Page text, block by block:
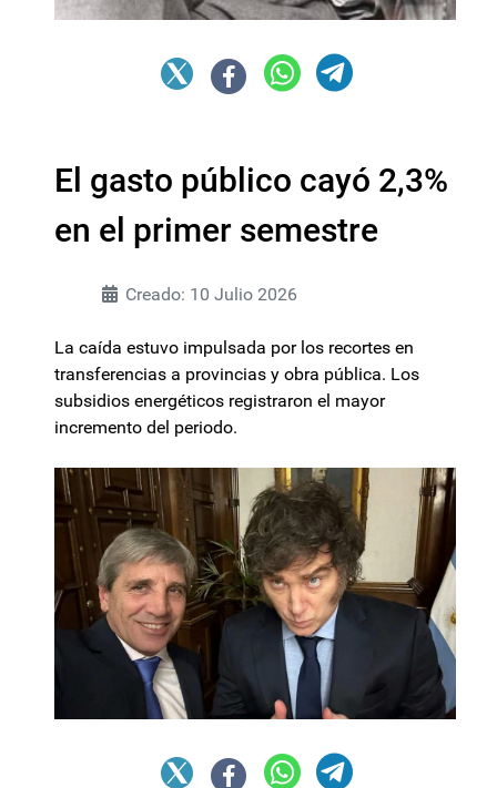
El gasto público cayó 2,3%
en el primer semestre
Creado: 10 Julio 2026
La caída estuvo impulsada por los recortes en
transferencias a provincias y obra pública. Los
subsidios energéticos registraron el mayor
incremento del periodo.